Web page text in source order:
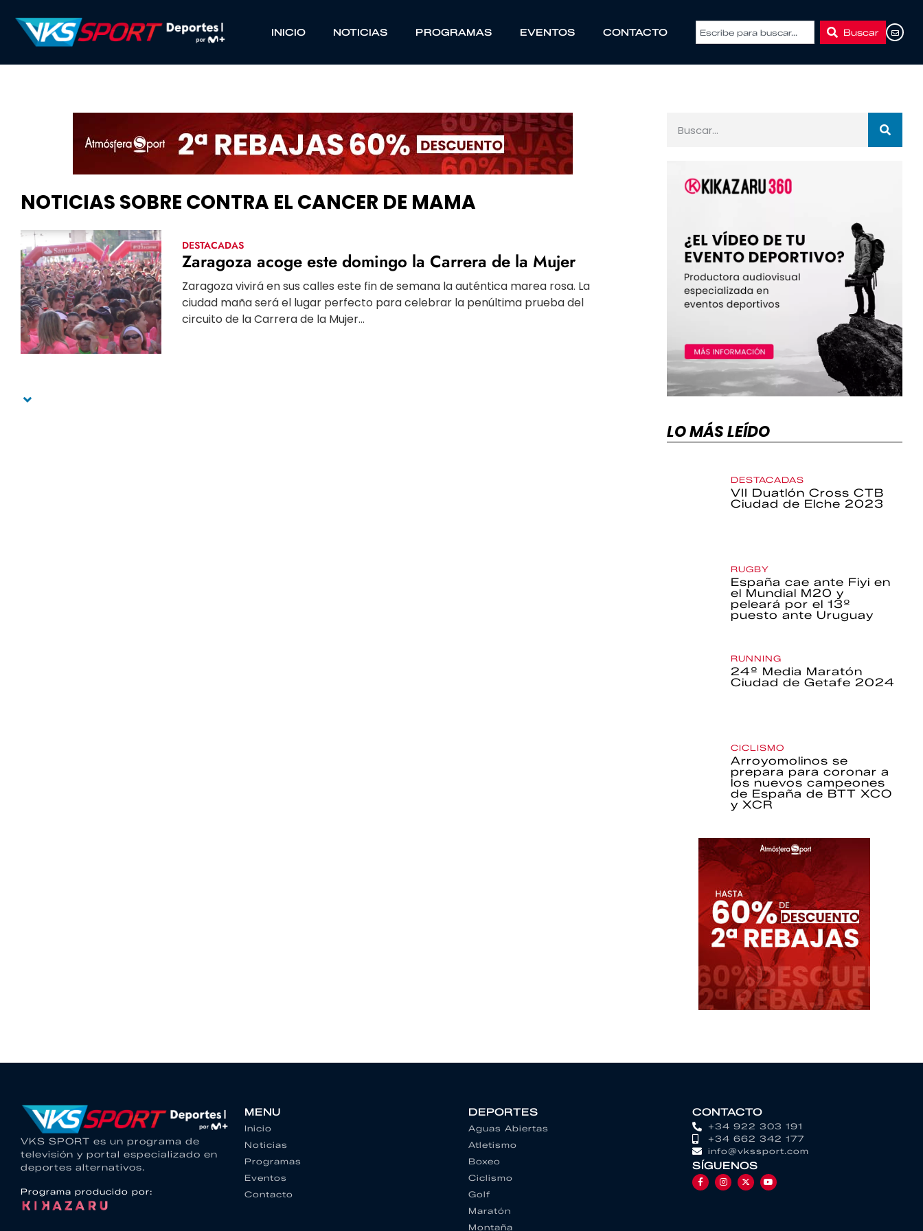
INICIO NOTICIAS PROGRAMAS EVENTOS CONTACTO Buscar
NOTICIAS SOBRE CONTRA EL CANCER DE MAMA
DESTACADAS
Zaragoza acoge este domingo la Carrera de la Mujer
Zaragoza vivirá en sus calles este fin de semana la auténtica marea rosa. La
ciudad maña será el lugar perfecto para celebrar la penúltima prueba del
circuito de la Carrera de la Mujer...
LO MÁS LEÍDO
DESTACADAS
VII Duatlón Cross CTB
Ciudad de Elche 2023
RUGBY
España cae ante Fiyi en
el Mundial M20 y
peleará por el 13º
puesto ante Uruguay
RUNNING
24º Media Maratón
Ciudad de Getafe 2024
CICLISMO
Arroyomolinos se
prepara para coronar a
los nuevos campeones
de España de BTT XCO
y XCR
VKS SPORT es un programa de
televisión y portal especializado en
deportes alternativos.
Programa producido por:
MENU
Inicio
Noticias
Programas
Eventos
Contacto
DEPORTES
Aguas Abiertas
Atletismo
Boxeo
Ciclismo
Golf
Maratón
Montaña
CONTACTO
+34 922 303 191
+34 662 342 177
info@vkssport.com
SÍGUENOS